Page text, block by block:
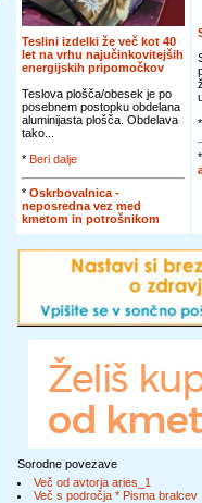
Teslini izdelki že več kot 40
let na vrhu najučinkovitejših
energijskih pripomočkov
Teslova plošča/obesek je po
posebnem postopku obdelana
aluminijasta plošča. Obdelava
tako...
* Beri dalje
* Oskrbovalnica -
neposredna vez med
kmetom in potrošnikom
Sorodne povezave
Več od avtorja aries_1
Več s področja * Pisma bralcev